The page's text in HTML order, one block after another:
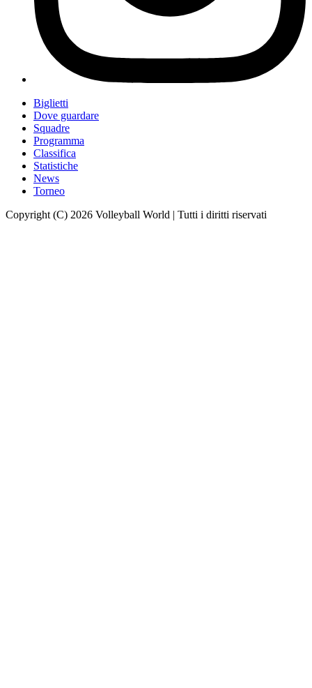
Biglietti
Dove guardare
Squadre
Programma
Classifica
Statistiche
News
Torneo
Copyright (C) 2026 Volleyball World | Tutti i diritti riservati